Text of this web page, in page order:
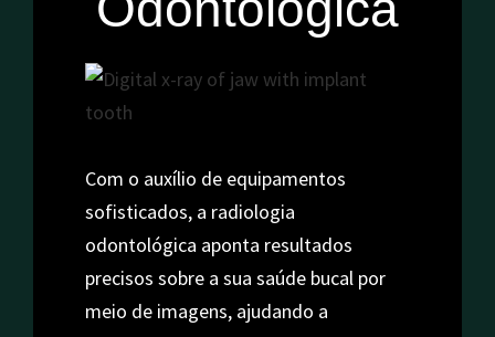
Com o auxílio de equipamentos
sofisticados, a radiologia
odontológica aponta resultados
precisos sobre a sua saúde bucal por
meio de imagens, ajudando a